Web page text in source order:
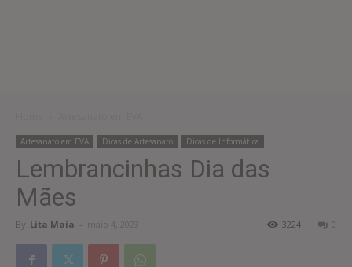
Artesanato em EVA Dicas de Artesanato Dicas de Informática
Lembrancinhas Dia das
Mães
By Lita Maia - maio 4, 2023 0
3224